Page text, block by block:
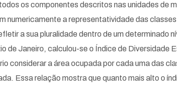
os componentes descritos nas unidades de
numericamente a representatividade das
a sua pluralidade dentro de um determinado
de Janeiro, calculou-se o Índice de Diversidade
considerar a área ocupada por cada uma das
Essa relação mostra que quanto mais alto o